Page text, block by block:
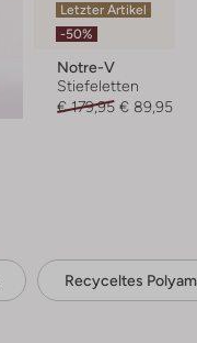
Letzter Artikel
-50%
Notre-V
Stiefeletten
€ 179,95 € 89,95
Recyceltes